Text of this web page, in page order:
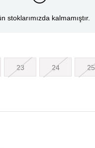
stoklarımızda kalmamıştır.
23 24 25